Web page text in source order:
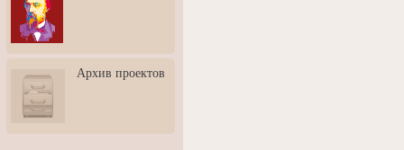
3: Обусловленности
человека и их влияние на
карьеру
скульптором Дмитрием
Тугариновым
АртБульвар в День города
Архив проектов